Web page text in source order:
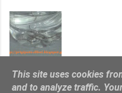
This site uses cookies
and to analyze traffic.